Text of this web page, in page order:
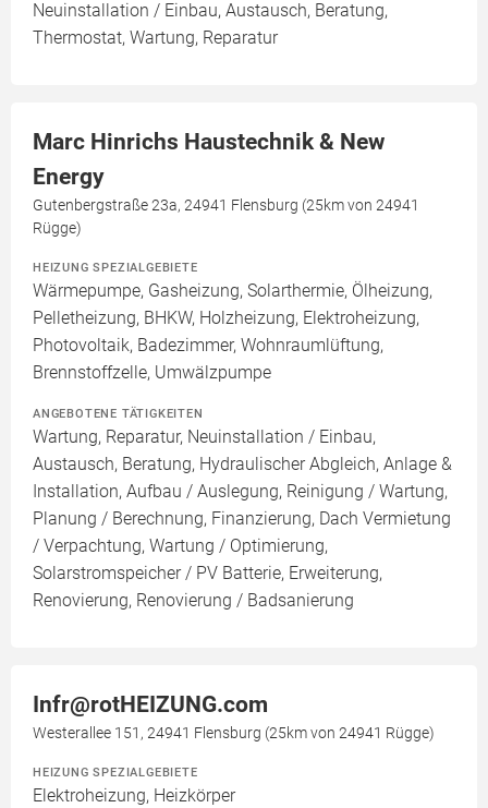
Neuinstallation / Einbau, Austausch, Beratung,
Thermostat, Wartung, Reparatur
Marc Hinrichs Haustechnik & New
Energy
Gutenbergstraße 23a, 24941 Flensburg (25km von 24941
Rügge)
HEIZUNG SPEZIALGEBIETE
Wärmepumpe, Gasheizung, Solarthermie, Ölheizung,
Pelletheizung, BHKW, Holzheizung, Elektroheizung,
Photovoltaik, Badezimmer, Wohnraumlüftung,
Brennstoffzelle, Umwälzpumpe
ANGEBOTENE TÄTIGKEITEN
Wartung, Reparatur, Neuinstallation / Einbau,
Austausch, Beratung, Hydraulischer Abgleich, Anlage &
Installation, Aufbau / Auslegung, Reinigung / Wartung,
Planung / Berechnung, Finanzierung, Dach Vermietung
/ Verpachtung, Wartung / Optimierung,
Solarstromspeicher / PV Batterie, Erweiterung,
Renovierung, Renovierung / Badsanierung
Infr@rotHEIZUNG.com
Westerallee 151, 24941 Flensburg (25km von 24941 Rügge)
HEIZUNG SPEZIALGEBIETE
Elektroheizung, Heizkörper